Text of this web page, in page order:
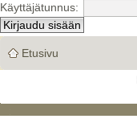
Käyttäjätunnus:
Etusivu